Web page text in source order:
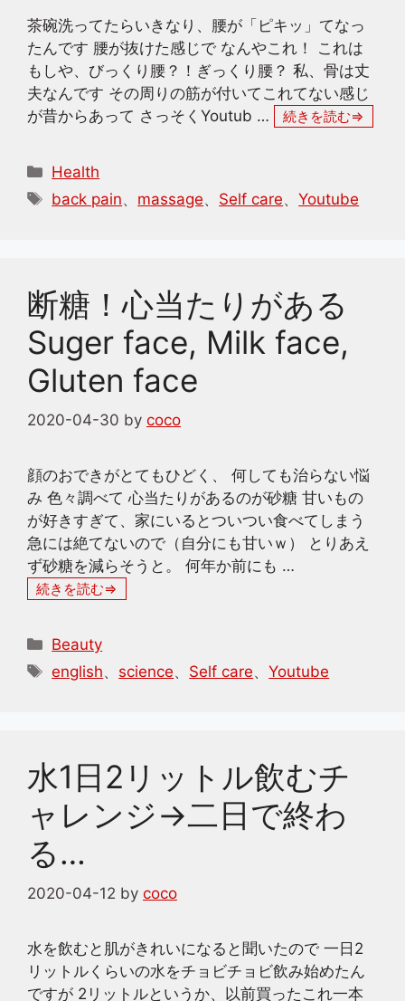
茶碗洗ってたらいきなり、腰が「ピキッ」てなっ
たんです 腰が抜けた感じで なんやこれ！ これは
もしや、びっくり腰？！ぎっくり腰？ 私、骨は丈
夫なんです その周りの筋が付いてこれてない感じ
が昔からあって さっそくYoutub …
続きを読む
カ
テ
Health
タ
back pain、 massage、 Self care、Youtube
断糖！心当たりがある
Suger face, Milk face,
Gluten face
2020-04-30 by coco
顔のおできがとてもひどく、 何しても治らない悩
み 色々調べて 心当たりがあるのが砂糖 甘いもの
が好きすぎて、家にいるとついつい食べてしまう
急には絶てないので（自分にも甘いｗ） とりあえ
ず砂糖を減らそうと。 何年か前にも …
続きを読む
カ
テ
Beauty
タ
english、 science、 Self care、Youtube
水1日2リットル飲むチ
ャレンジ→二日で終わ
る…
2020-04-12 by coco
水を飲むと肌がきれいになると聞いたので 一日2
リットルくらいの水をチョビチョビ飲み始めたん
ですが 2リットルというか、以前買ったこれ一本